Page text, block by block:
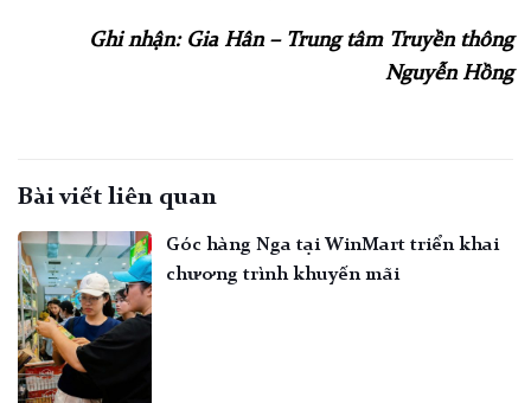
Ghi nhận: Gia Hân – Trung tâm Truyền thông
Nguyễn Hồng
Bài viết liên quan
Góc hàng Nga tại WinMart triển khai
chương trình khuyến mãi